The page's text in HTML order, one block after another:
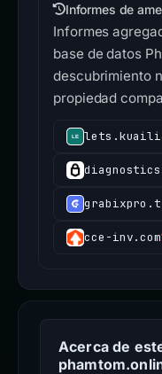
Informes de
Informes
base de datos
descubrimiento
propiedad
cce-inv.com
Acerca de